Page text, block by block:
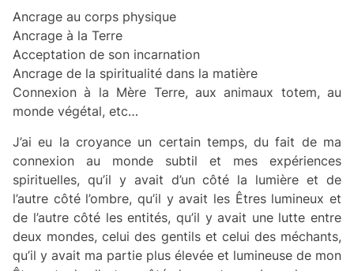
Ancrage au corps physique
Ancrage à la Terre
Acceptation de son incarnation
Ancrage de la spiritualité dans la matière
Connexion à la Mère Terre, aux animaux totem, au
monde végétal, etc…
J’ai eu la croyance un certain temps, du fait de ma
connexion au monde subtil et mes expériences
spirituelles, qu’il y avait d’un côté la lumière et de
l’autre côté l’ombre, qu’il y avait les Êtres lumineux et
de l’autre côté les entités, qu’il y avait une lutte entre
deux mondes, celui des gentils et celui des méchants,
qu’il y avait ma partie plus élevée et lumineuse de mon